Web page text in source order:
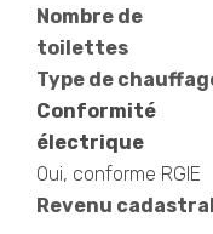
Nombre de
toilettes
Type de
Conformité
électrique
Oui, conforme RGIE
Revenu cadastral